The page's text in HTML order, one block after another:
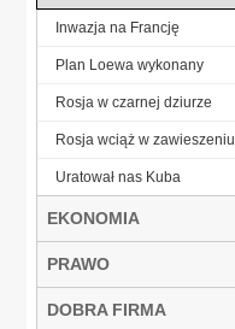
Inwazja na Francję
Plan Loewa wykonany
Rosja w czarnej dziurze
Rosja wciąż w zawieszeniu
Uratował nas Kuba
EKONOMIA
PRAWO
DOBRA FIRMA